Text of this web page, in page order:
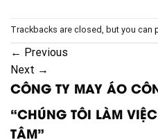
Trackbacks are closed, but you can
← Previous
Next →
CÔNG TY MAY ÁO
“CHÚNG TÔI LÀM
TÂM”